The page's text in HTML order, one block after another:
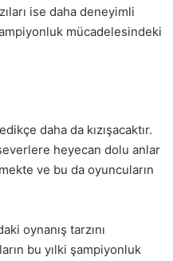
ise daha deneyimli
mücadelesindeki
daha da kızışacaktır.
heyecan dolu anlar
ve bu da oyuncuların
oynanış tarzını
bu yılki şampiyonluk